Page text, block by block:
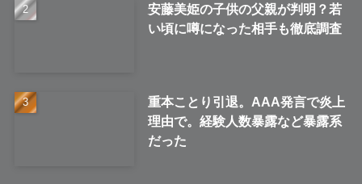
安藤美姫の子供の父親が判明？若
い頃に噂になった相手も徹底調査
重本ことり引退。AAA発言で炎上
理由で。経験人数暴露など暴露系
だった